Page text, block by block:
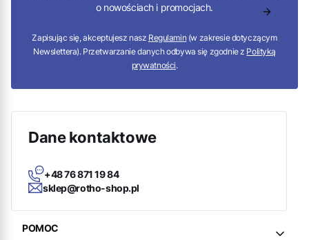
o nowościach i promocjach.
Zapisując się, akceptujesz nasz Regulamin (w zakresie dotyczącym
Newslettera). Przetwarzanie danych odbywa się zgodnie z Polityką
prywatności.
Dane kontaktowe
+48 76 871 19 84
sklep@rotho-shop.pl
Linki w stopce
POMOC